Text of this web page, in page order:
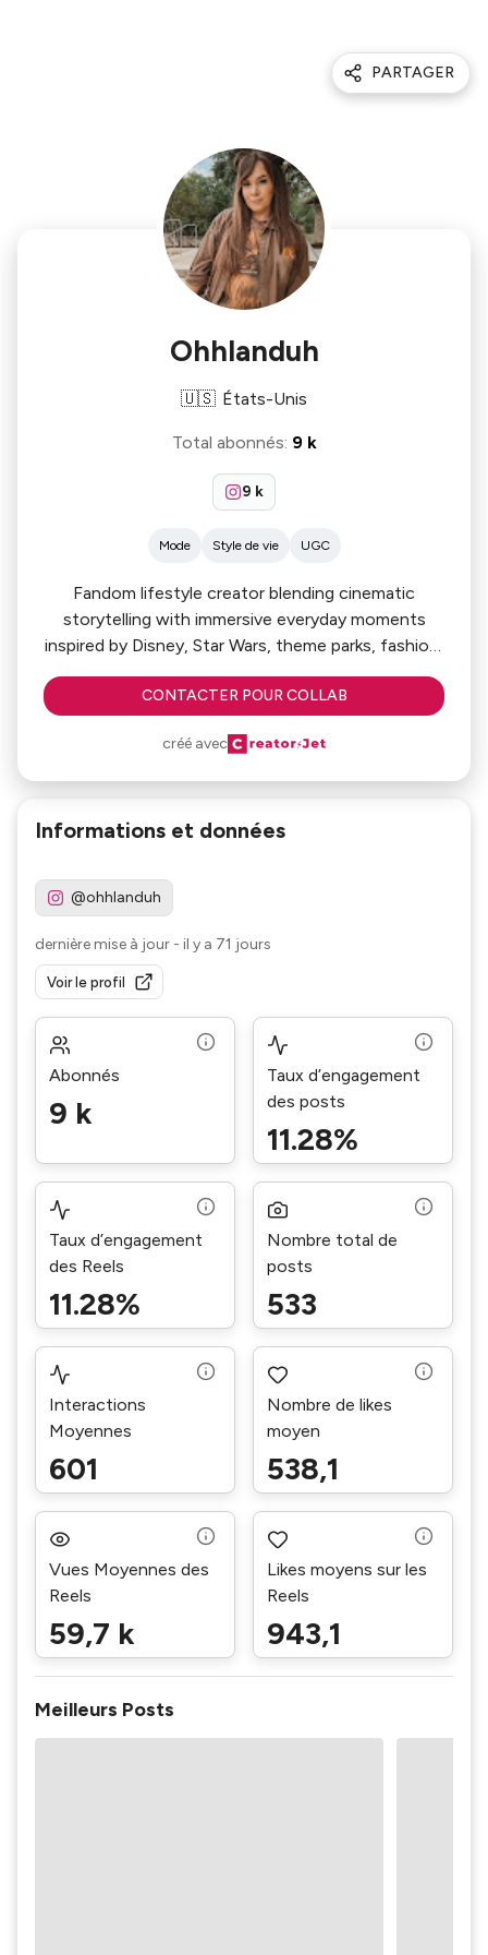
PARTAGER
Ohhlanduh
🇺🇸 États-Unis
Total abonnés: 9 k
9 k
Mode Style de vie UGC
Fandom lifestyle creator blending cinematic
storytelling with immersive everyday moments
inspired by Disney, Star Wars, theme parks, fashion,
and nostalgia!
CONTACTER POUR COLLAB
créé avec
Informations et données
@ohhlanduh
dernière mise à jour - il y a 71 jours
Voir le profil
Abonnés
9 k
Taux d’engagement
des posts
11.28%
Taux d’engagement
des Reels
11.28%
Nombre total de
posts
533
Interactions
Moyennes
601
Nombre de likes
moyen
538,1
Vues Moyennes des
Reels
59,7 k
Likes moyens sur les
Reels
943,1
Meilleurs Posts